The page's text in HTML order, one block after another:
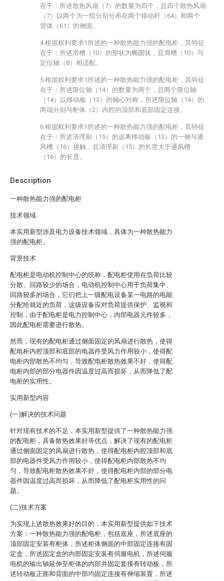
Description
一种散热能力强的配电柜
技术领域
本实用新型涉及电力设备技术领域，具体为一种散热能力
强的配电柜。
背景技术
配电柜是电动机控制中心的统称，配电柜使用在负荷比较
分散、回路较少的场合，电动机控制中心用于负荷集中、
回路较多的场合，它们把上一级配电设备某一电路的电能
分配给就近的负荷，这级设备应对负荷提供保护、监视和
控制，由于配电柜是电力控制中心，内部电器元件较多，
因此配电柜需要进行散热。
然而，现有的配电柜通过侧面固定的风扇进行散热，使得
配电柜内腔顶部和底部的电器件受风力作用较小，使得配
电柜内部散热不均匀，导致配电柜散热效果不好，使得配
电柜内部的部分电器件因温度过高而损坏，从而降低了配
电柜的实用性。
实用新型内容
(一)解决的技术问题
针对现有技术的不足，本实用新型提供了一种散热能力强
的配电柜，具备散热效果好等优点，解决了现有的配电柜
通过侧面固定的风扇进行散热，使得配电柜内腔顶部和底
部的电器件受风力作用较小，使得配电柜内部散热不均
匀，导致配电柜散热效果不好，使得配电柜内部的部分电
器件因温度过高而损坏，从而降低了配电柜实用性的问
题。
(二)技术方案
为实现上述散热效果好的目的，本实用新型提供如下技术
方案：一种散热能力强的配电柜，包括底座，所述底座的
顶部固定安装有柜体，所述柜体侧面的中部固定连接有固
定盒，所述固定盒的内部固定安装有伺服电机，所述伺服
电机的输出轴延伸至柜体的内部并固定套接有转动板，所
述转动板正面和背面的中部均固定连接有伸缩装置，所述
在于：所述散热风扇（7）的数量为四个，且四个散热风扇
（7）以两个为一组分别分布在两个移动杆（64）和两个
管体（61）的侧面。
4.根据权利要求1所述的一种散热能力强的配电柜，其特征
在于：所述滑槽（10）的形状为椭圆状，且滑槽（10）与
定位轴（8）相适配。
5.根据权利要求1所述的一种散热能力强的配电柜，其特征
在于：所述限位轴（14）的数量为两个，且两个限位轴
（14）以移动板（13）的轴心对称，所述限位轴（14）的
两端分别与柜体（2）内腔的顶部和底部固定连接。
6.根据权利要求1所述的一种散热能力强的配电柜，其特征
在于：所述清理刷（15）的远离移动板（13）的一侧与通
风槽（16）接触，且清理刷（15）的长度大于通风槽
（16）的长度。